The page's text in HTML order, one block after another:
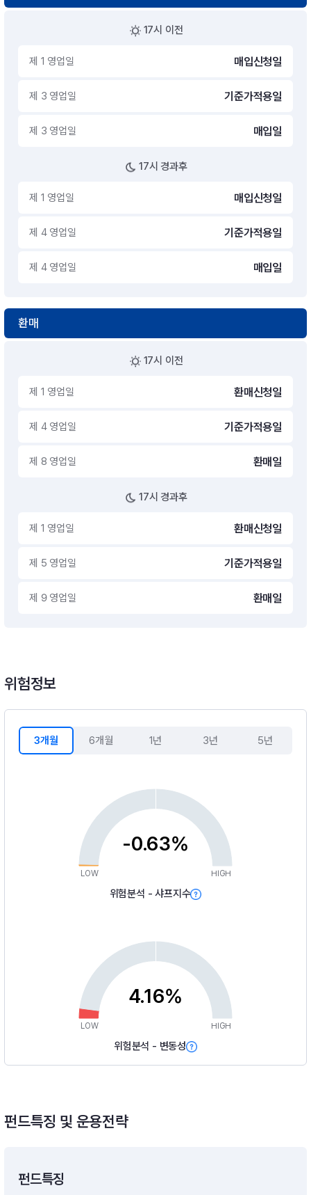
17시 이전
제 1 영업일 매입신청일
제 3 영업일 기준가적용일
제 3 영업일 매입일
17시 경과후
제 1 영업일 매입신청일
제 4 영업일 기준가적용일
제 4 영업일 매입일
환매
17시 이전
제 1 영업일 환매신청일
제 4 영업일 기준가적용일
제 8 영업일 환매일
17시 경과후
제 1 영업일 환매신청일
제 5 영업일 기준가적용일
제 9 영업일 환매일
위험정보
3개월 6개월 1년 3년 5년
-0.63%
LOW HIGH
위험분석 - 샤프지수
4.16%
LOW HIGH
위험분석 - 변동성
펀드특징 및 운용전략
펀드특징